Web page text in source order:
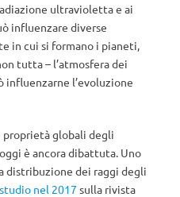
ultravioletta e ai
influenzare diverse
in cui si formano i pianeti,
tutta – l’atmosfera dei
l’evoluzione
proprietà globali degli
è ancora dibattuta. Uno
distribuzione dei raggi degli
nel 2017 sulla rivista